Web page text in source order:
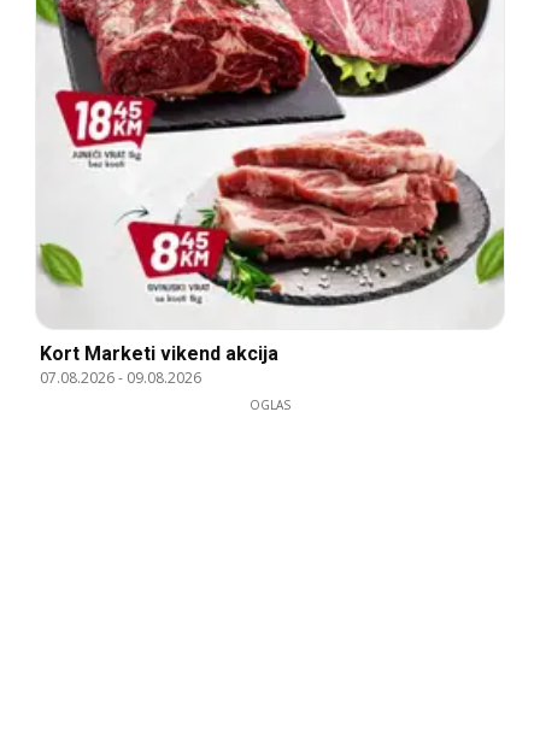
Kort Marketi vikend akcija
07.08.2026- 09.08.2026
OGLAS